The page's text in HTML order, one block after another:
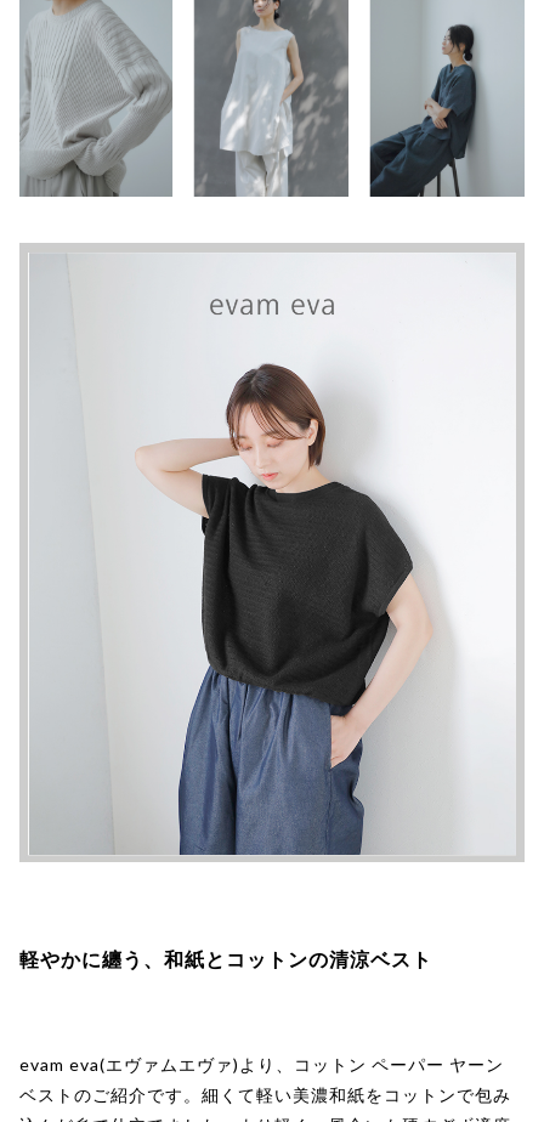
軽やかに纏う、和紙とコットンの清涼ベスト
evam eva(エヴァムエヴァ)より、コットン ペーパー ヤーン
ベストのご紹介です。細くて軽い美濃和紙をコットンで包み